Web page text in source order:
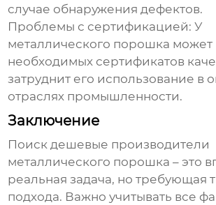
случае обнаружения дефектов.
Проблемы с сертификацией: У
металлического порошка может
необходимых сертификатов
затруднит его использование в
отраслях промышленности.
Заключение
Поискдешевые производители
металлического порошка – это
реальная задача, но требующая
подхода. Важно учитывать все